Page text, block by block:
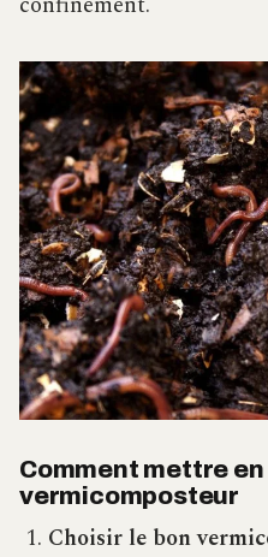
Comment mettre
vermicomposteur
Choisir le bon